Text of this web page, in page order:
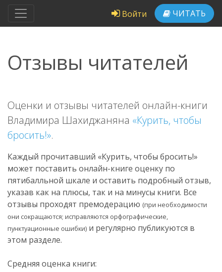
Войти ЧИТАТЬ
Отзывы читателей
Оценки и отзывы читателей онлайн-книги
Владимира Шахиджаняна «Курить, чтобы
бросить!».
Каждый прочитавший «Курить, чтобы бросить!»
может поставить онлайн-книге оценку по
пятибалльной шкале и оставить подробный отзыв,
указав как на плюсы, так и на минусы книги. Все
отзывы проходят премодерацию (при необходимости
они сокращаются; исправляются орфографические,
пунктуационные ошибки) и регулярно публикуются в
этом разделе.
Средняя оценка книги: